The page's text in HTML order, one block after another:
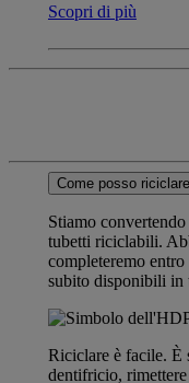
Scopri di più
Come posso
Stiamo
tubetti riciclabili.
completeremo
subito disponibili in
Riciclare è facile. È
dentifricio,